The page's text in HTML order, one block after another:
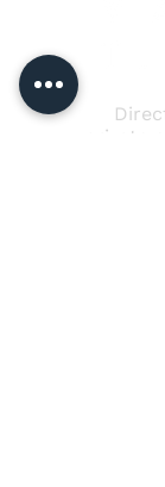
private